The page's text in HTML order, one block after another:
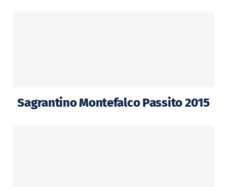
Sagrantino Montefalco Passito 2015